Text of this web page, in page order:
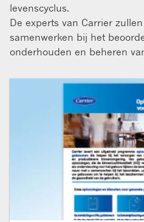
levenscyclus.
De experts van Carrier
samenwerken bij het
onderhouden en beheren